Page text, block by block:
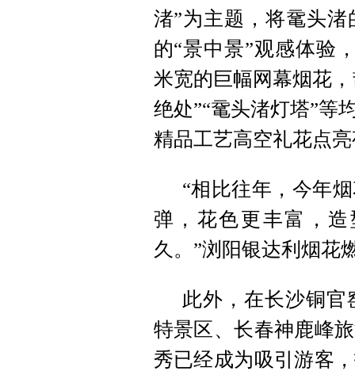
渚”为主题，将鼋头
的“景中景”观感体验
米宽的巨幅网幕烟花
绝处”“鼋头渚灯塔”等
精品工艺高空礼花点
“相比往年，今年
弹，花色更丰富，
久。”浏阳银达利烟花
此外，在长沙铜
特景区、长春神鹿峰
秀已经成为吸引游客